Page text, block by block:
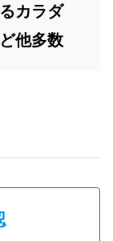
カラダ
他多数